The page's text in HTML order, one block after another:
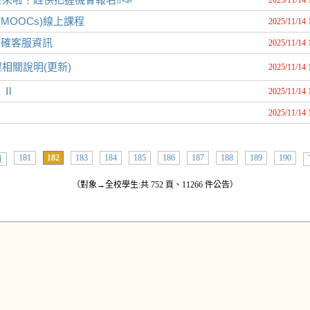
線上課程 2025/11/14
客服資訊 2025/11/14
關說明(更新) 2025/11/14
Ⅱ 2025/11/14
2025/11/14
181 182 183 184 185 186 187 188 189 190
（對象→全校學生:共 752 頁、11266 件公告）